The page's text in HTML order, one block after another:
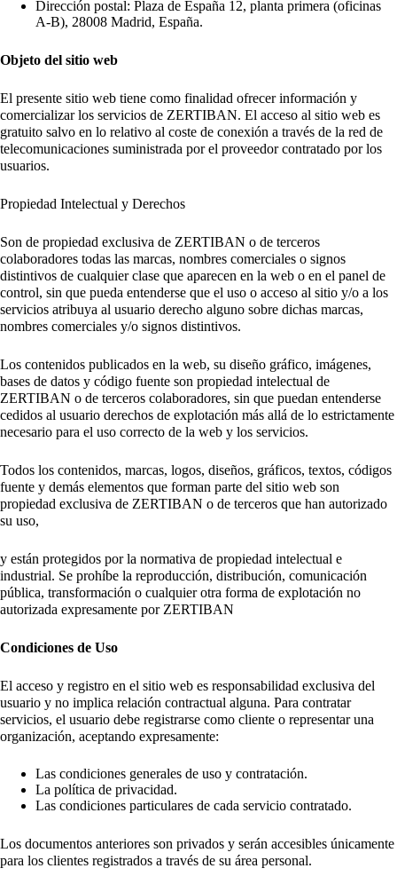
Dirección postal: Plaza de España 12, planta primera (oficinas
A-B), 28008 Madrid, España.
Objeto del sitio web
El presente sitio web tiene como finalidad ofrecer información y
comercializar los servicios de ZERTIBAN. El acceso al sitio web es
gratuito salvo en lo relativo al coste de conexión a través de la red de
telecomunicaciones suministrada por el proveedor contratado por los
usuarios.
Propiedad Intelectual y Derechos
Son de propiedad exclusiva de ZERTIBAN o de terceros
colaboradores todas las marcas, nombres comerciales o signos
distintivos de cualquier clase que aparecen en la web o en el panel de
control, sin que pueda entenderse que el uso o acceso al sitio y/o a los
servicios atribuya al usuario derecho alguno sobre dichas marcas,
nombres comerciales y/o signos distintivos.
Los contenidos publicados en la web, su diseño gráfico, imágenes,
bases de datos y código fuente son propiedad intelectual de
ZERTIBAN o de terceros colaboradores, sin que puedan entenderse
cedidos al usuario derechos de explotación más allá de lo estrictamente
necesario para el uso correcto de la web y los servicios.
Todos los contenidos, marcas, logos, diseños, gráficos, textos, códigos
fuente y demás elementos que forman parte del sitio web son
propiedad exclusiva de ZERTIBAN o de terceros que han autorizado
su uso,
y están protegidos por la normativa de propiedad intelectual e
industrial. Se prohíbe la reproducción, distribución, comunicación
pública, transformación o cualquier otra forma de explotación no
autorizada expresamente por ZERTIBAN
Condiciones de Uso
El acceso y registro en el sitio web es responsabilidad exclusiva del
usuario y no implica relación contractual alguna. Para contratar
servicios, el usuario debe registrarse como cliente o representar una
organización, aceptando expresamente:
Las condiciones generales de uso y contratación.
La política de privacidad.
Las condiciones particulares de cada servicio contratado.
Los documentos anteriores son privados y serán accesibles únicamente
para los clientes registrados a través de su área personal.